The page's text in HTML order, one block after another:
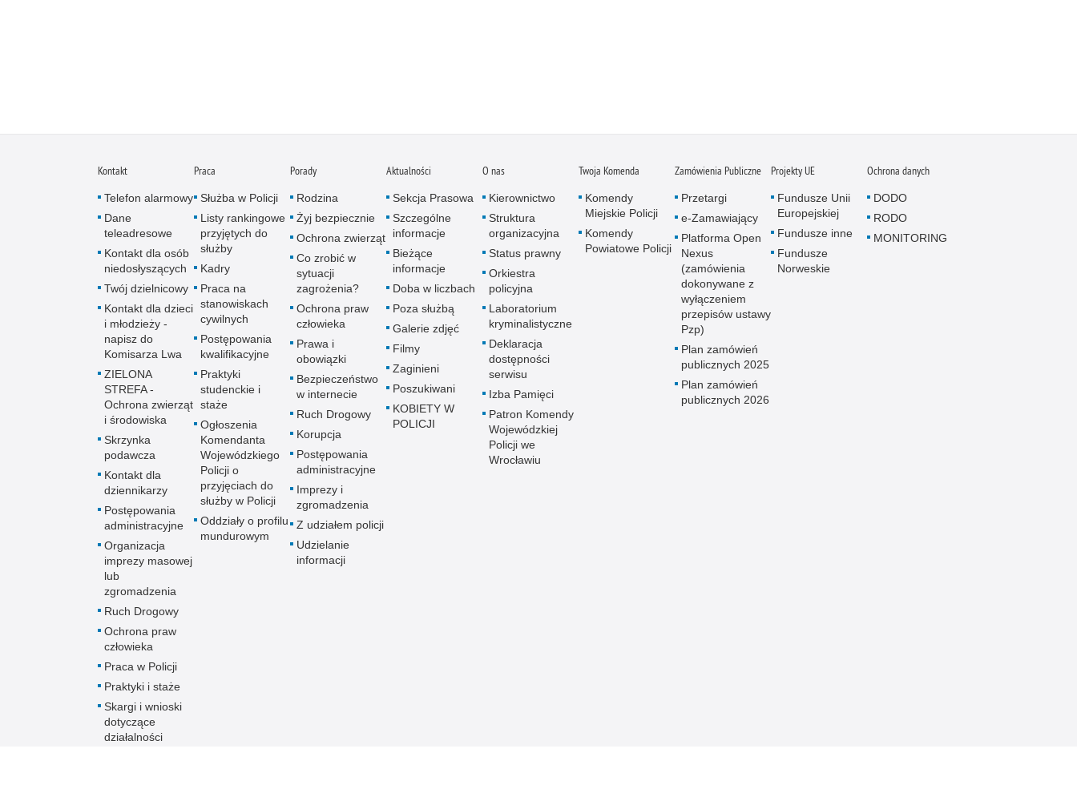
Kontakt
Telefon alarmowy
Dane
teleadresowe
Kontakt dla osób
niedosłyszących
Twój dzielnicowy
Kontakt dla dzieci
i młodzieży -
napisz do
Komisarza Lwa
ZIELONA
STREFA -
Ochrona zwierząt
i środowiska
Skrzynka
podawcza
Kontakt dla
dziennikarzy
Postępowania
administracyjne
Organizacja
imprezy masowej
lub
zgromadzenia
Ruch Drogowy
Ochrona praw
człowieka
Praca w Policji
Praktyki i staże
Skargi i wnioski
dotyczące
działalności
Praca
Służba w Policji
Listy rankingowe
przyjętych do
służby
Kadry
Praca na
stanowiskach
cywilnych
Postępowania
kwalifikacyjne
Praktyki
studenckie i
staże
Ogłoszenia
Komendanta
Wojewódzkiego
Policji o
przyjęciach do
służby w Policji
Oddziały o profilu
mundurowym
Porady
Rodzina
Żyj bezpiecznie
Ochrona zwierząt
Co zrobić w
sytuacji
zagrożenia?
Ochrona praw
człowieka
Prawa i
obowiązki
Bezpieczeństwo
w internecie
Ruch Drogowy
Korupcja
Postępowania
administracyjne
Imprezy i
zgromadzenia
Z udziałem policji
Udzielanie
informacji
Aktualności
Sekcja Prasowa
Szczególne
informacje
Bieżące
informacje
Doba w liczbach
Poza służbą
Galerie zdjęć
Filmy
Zaginieni
Poszukiwani
KOBIETY W
POLICJI
O nas
Kierownictwo
Struktura
organizacyjna
Status prawny
Orkiestra
policyjna
Laboratorium
kryminalistyczne
Deklaracja
dostępności
serwisu
Izba Pamięci
Patron Komendy
Wojewódzkiej
Policji we
Wrocławiu
Twoja Komenda
Komendy
Miejskie Policji
Komendy
Powiatowe Policji
Zamówienia Publiczne
Przetargi
e-Zamawiający
Platforma Open
Nexus
(zamówienia
dokonywane z
wyłączeniem
przepisów ustawy
Pzp)
Plan zamówień
publicznych 2025
Plan zamówień
publicznych 2026
Projekty UE
Fundusze Unii
Europejskiej
Fundusze inne
Fundusze
Norweskie
Ochrona danych
DODO
RODO
MONITORING